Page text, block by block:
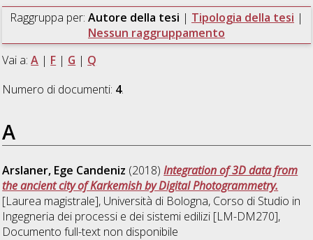
Raggruppa per: Autore della tesi | Tipologia della tesi |
Nessun raggruppamento
Vai a:A | F | G | Q
Numero di documenti: 4.
A
Arslaner, Ege Candeniz (2018)Integration of 3D data from
the ancient city of Karkemish by Digital Photogrammetry.
[Laurea magistrale], Università di Bologna, Corso di Studio in
Ingegneria dei processi e dei sistemi edilizi [LM-DM270],
Documento full-text non disponibile